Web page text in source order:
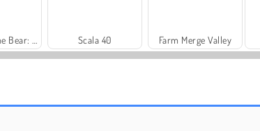
Scala 40 Farm Merge Valley